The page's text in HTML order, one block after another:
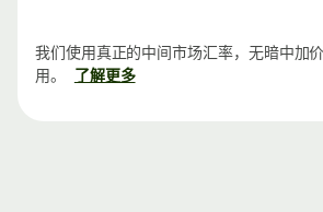
我们使用真正的中间市场汇率，无暗中加
用。
了解更多